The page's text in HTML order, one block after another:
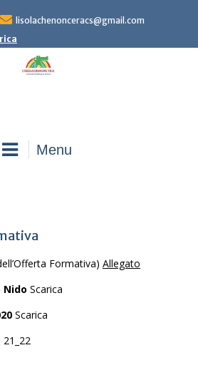
lisolachenonceracs@gmail.com
Menu
Formativa) Allegato
Nido Scarica
Scarica